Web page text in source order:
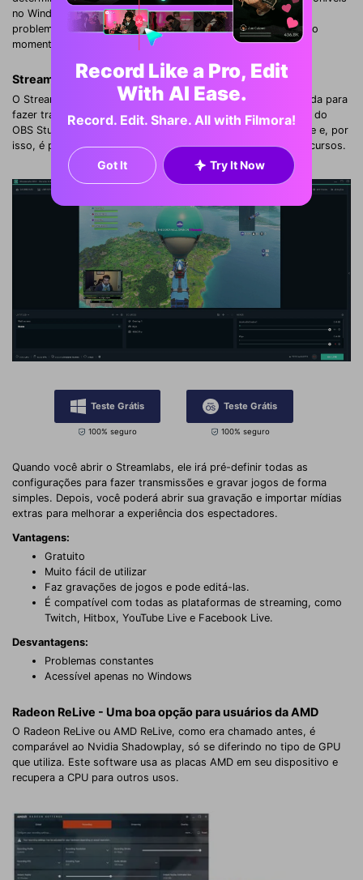
no Windows, que podem ajudá-lo a fazer isso sem nenhum
problema. Nesta seção, listaremos os 6 melhores deles, até o
momento.
Streamlabs:
O Streamlabs é uma ferramenta gratuita e mais aberta utilizada para
fazer transmissões ao vivo e gravações. Ele é criado a partir do
OBS Studio, mas descarta as coisas confusas deste software e, por
isso, é preferido pelos usuários. Além disso, ele tem mais recursos.
Teste Grátis
100% seguro
Teste Grátis
100% seguro
Quando você abrir o Streamlabs, ele irá pré-definir todas as
configurações para fazer transmissões e gravar jogos de forma
simples. Depois, você poderá abrir sua gravação e importar mídias
extras para melhorar a experiência dos espectadores.
Vantagens:
Gratuito
Muito fácil de utilizar
Faz gravações de jogos e pode editá-las.
É compatível com todas as plataformas de streaming, como
Twitch, Hitbox, YouTube Live e Facebook Live.
Desvantagens:
Problemas constantes
Acessível apenas no Windows
Radeon ReLive - Uma boa opção para usuários da AMD
O Radeon ReLive ou AMD ReLive, como era chamado antes, é
comparável ao Nvidia Shadowplay, só se diferindo no tipo de GPU
que utiliza. Este software usa as placas AMD em seu dispositivo e
recupera a CPU para outros usos.
Record Like a Pro, Edit
With AI Ease.
Record. Edit. Share. All with Filmora!
Got It Try It Now